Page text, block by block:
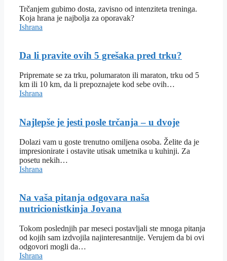
Trčanjem gubimo dosta, zavisno od intenziteta treninga.
Koja hrana je najbolja za oporavak?
Ishrana
Da li pravite ovih 5 grešaka pred trku?
Pripremate se za trku, polumaraton ili maraton, trku od 5
km ili 10 km, da li prepoznajete kod sebe ovih…
Ishrana
Najlepše je jesti posle trčanja – u dvoje
Dolazi vam u goste trenutno omiljena osoba. Želite da je
impresionirate i ostavite utisak umetnika u kuhinji. Za
posetu nekih…
Ishrana
Na vaša pitanja odgovara naša
nutricionistkinja Jovana
Tokom poslednjih par meseci postavljali ste mnoga pitanja
od kojih sam izdvojila najinteresantnije. Verujem da bi ovi
odgovori mogli da…
Ishrana